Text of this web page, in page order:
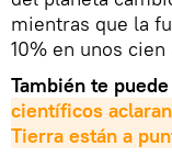
mientras que la
10% en unos cien
También te
científicos
Tierra están a